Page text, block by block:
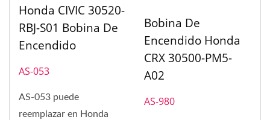
Honda CIVIC 30520-
RBJ-S01 Bobina De
Encendido
AS-053
AS-053 puede
reemplazar en Honda
Bobina De
Encendido Honda
CRX 30500-PM5-
A02
AS-980